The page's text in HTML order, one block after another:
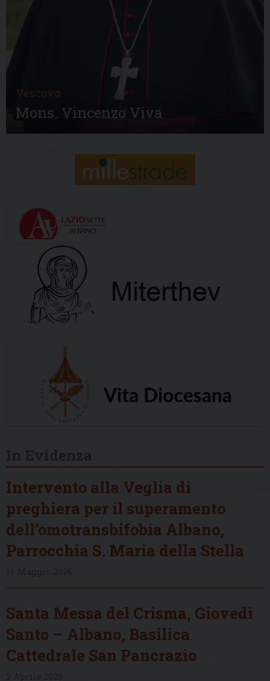
Vescovo
Mons. Vincenzo Viva
Intervento alla Veglia di
preghiera per il superamento
dell’omotransbifobia Albano,
Parrocchia S. Maria della Stella
Santa Messa del Crisma, Giovedì
Santo – Albano, Basilica
Cattedrale San Pancrazio